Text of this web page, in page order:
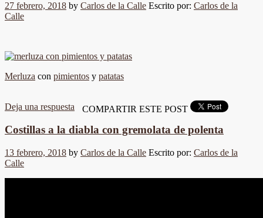
27 febrero, 2018 by Carlos de la Calle Escrito por: Carlos de la
Calle
Merluza con pimientos y patatas
Deja una respuesta COMPARTIR ESTE POST
Costillas a la diabla con gremolata de polenta
13 febrero, 2018 by Carlos de la Calle Escrito por: Carlos de la
Calle